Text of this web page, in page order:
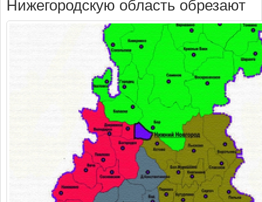
Нижегородскую область обрезают